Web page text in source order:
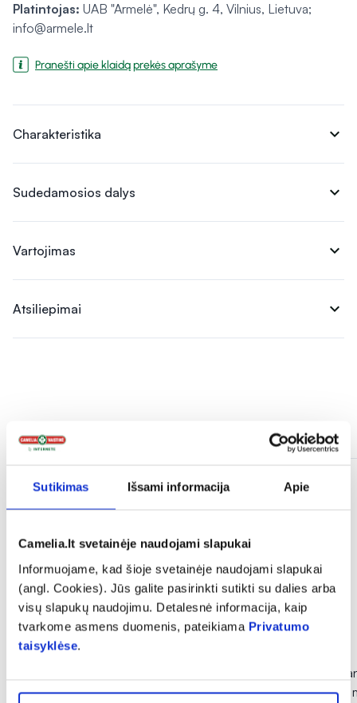
Sutikimas Išsami informacija Apie
Camelia.lt svetainėje naudojami slapukai
Informuojame, kad šioje svetainėje naudojami slapukai
(angl. Cookies). Jūs galite pasirinkti sutikti su dalies arba
visų slapukų naudojimu. Detalesnė informacija, kaip
tvarkome asmens duomenis, pateikiama Privatumo
taisyklėse.
Platintojas: UAB "Armelė", Kedrų g. 4, Vilnius, Lietuva;
info@armele.lt
Pranešti apie klaidą prekės aprašyme
Charakteristika expand_more
Sudedamosios dalys expand_more
Vartojimas expand_more
Atsiliepimai expand_more
Panašios prekės
-50%
SYSTEM, 50 ml
DELIA micelinis
SOOTHING, 500